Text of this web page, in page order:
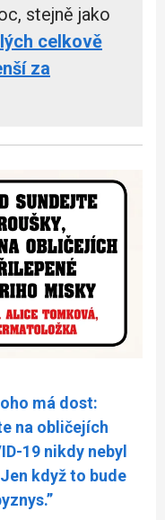
stejně jako
celkově
za
má dost:
na obličejích
19 nikdy nebyl
když to bude